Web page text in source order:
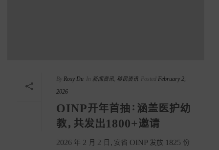
By Roxy Du In 新闻资讯 移民资讯 Posted February 2,
2026
OINP开年首抽：涵盖医护幼
教，共发出1800+邀请
2026 年 2 月 2 日，安省 OINP 发放 1825 份